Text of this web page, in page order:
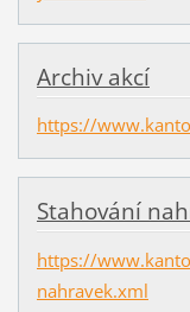
Archiv akcí
https://
Stahování
https://
nahravek.xml